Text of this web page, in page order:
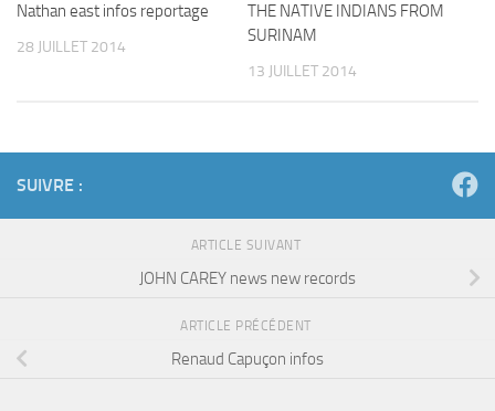
Nathan east infos reportage
28 JUILLET 2014
THE NATIVE INDIANS FROM
SURINAM
13 JUILLET 2014
SUIVRE :
ARTICLE SUIVANT
JOHN CAREY news new records
ARTICLE PRÉCÉDENT
Renaud Capuçon infos